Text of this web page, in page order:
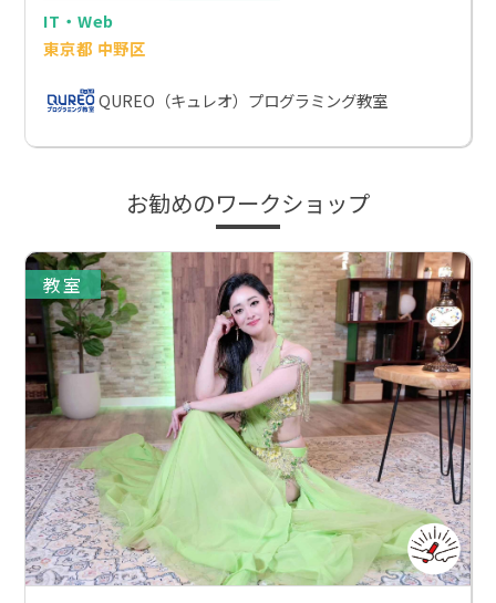
IT・Web
東京都 中野区
QUREO（キュレオ）プログラミング教室
お勧めのワークショップ
教室